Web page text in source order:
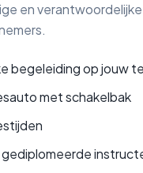
en verantwoordelijke
begeleiding op jouw
met schakelbak
gediplomeerde